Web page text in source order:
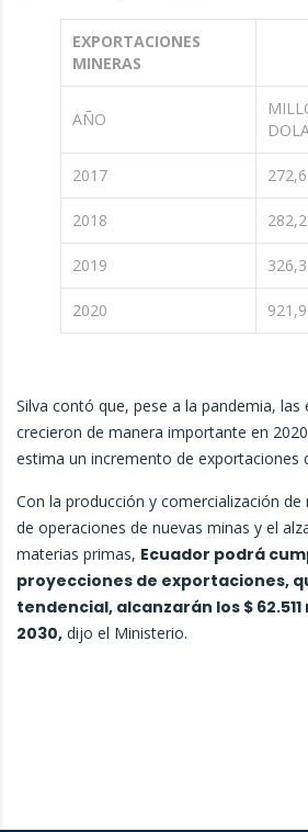
EXPORTACIONES
MINERAS
AÑO
2017 272,6
2018 282,2
2019 326,3
2020 921,9
Silva contó que, pese a la pandemia,
crecieron de manera importante en
estima un incremento de exportaciones
Con la producción y comercialización
de operaciones de nuevas minas y el
materias primas, Ecuador podrá
proyecciones de exportaciones,
tendencial, alcanzarán los $
2030, dijo el Ministerio.